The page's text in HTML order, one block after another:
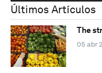
Últimos Artículos
The
05 abr